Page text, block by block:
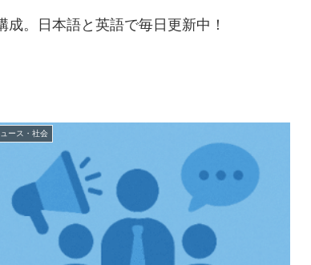
。日本語と英語で毎日更新中！
ュース・社会